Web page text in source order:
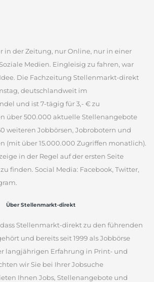
in der Zeitung, nur Online, nur in einer
Medien. Eingleisig zu fahren, war
Die Fachzeitung Stellenmarkt-direkt
deutschlandweit im
und ist 7-tägig für 3,- € zu
über 500.000 aktuelle Stellenangebote
weiteren Jobbörsen, Jobrobotern und
(mit über 15.000.000 Zugriffen monatlich).
in der Regel auf der ersten Seite
finden. Social Media: Facebook, Twitter,
Über Stellenmarkt-direkt
dass Stellenmarkt-direkt zu den führenden
und bereits seit 1999 als Jobbörse
langjährigen Erfahrung in Print- und
wir Sie bei Ihrer Jobsuche
Ihnen Jobs, Stellenangebote und